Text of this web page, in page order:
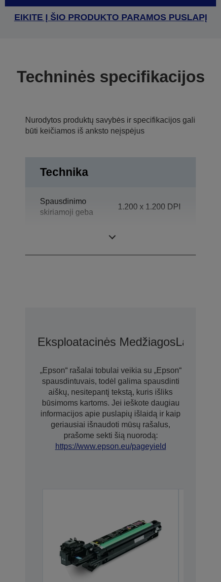
EIKITE Į ŠIO PRODUKTO PARAMOS PUSLAPĮ
Techninės specifikacijos
Nurodytos produktų savybės ir specifikacijos gali
būti keičiamos iš anksto neįspėjus
Technika
Spausdinimo
skiriamoji geba
1.200 x 1.200 DPI
Eksploatacinės Medžiagos
„Epson“ rašalai tobulai veikia su „Epson“
spausdintuvais, todėl galima spausdinti
aiškų, nesitepantį tekstą, kuris išliks
būsimoms kartoms. Jei ieškote daugiau
informacijos apie puslapių išlaidą ir kaip
geriausiai išnaudoti mūsų rašalus,
prašome sekti šią nuorodą:
https://www.epson.eu/pageyield